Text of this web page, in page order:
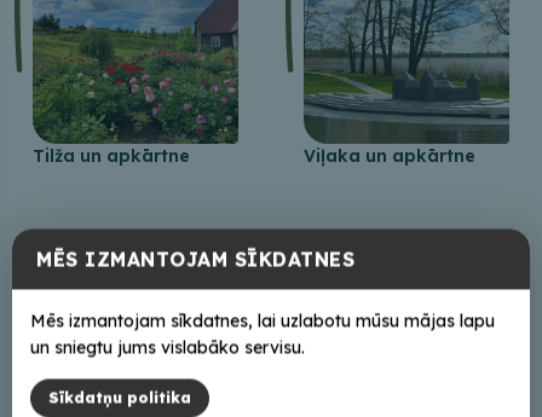
Tilža un apkārtne Viļaka un apkārtne
+
−
MĒS IZMANTOJAM SĪKDATNES
Mēs izmantojam sīkdatnes, lai uzlabotu mūsu mājas lapu
un sniegtu jums vislabāko servisu.
Sīkdatņu politika